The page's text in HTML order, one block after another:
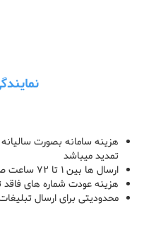
تمدید میباشد
ارسال ها بین ۱ تا ۷۲ ساعت صورت میپذیرد
هزینه عودت شماره های فاقد
محدودیتی برای ارسال